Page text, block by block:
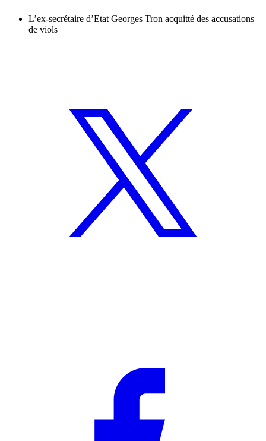
L’ex-secrétaire d’Etat Georges Tron acquitté des accusations
de viols